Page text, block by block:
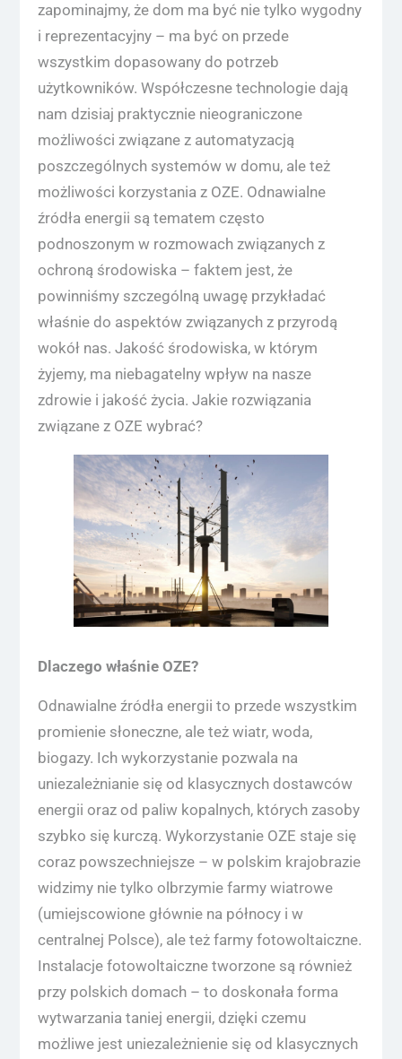
zapominajmy, że dom ma być nie tylko wygodny
i reprezentacyjny – ma być on przede
wszystkim dopasowany do potrzeb
użytkowników. Współczesne technologie dają
nam dzisiaj praktycznie nieograniczone
możliwości związane z automatyzacją
poszczególnych systemów w domu, ale też
możliwości korzystania z OZE. Odnawialne
źródła energii są tematem często
podnoszonym w rozmowach związanych z
ochroną środowiska – faktem jest, że
powinniśmy szczególną uwagę przykładać
właśnie do aspektów związanych z przyrodą
wokół nas. Jakość środowiska, w którym
żyjemy, ma niebagatelny wpływ na nasze
zdrowie i jakość życia. Jakie rozwiązania
związane z OZE wybrać?
Dlaczego właśnie OZE?
Odnawialne źródła energii to przede wszystkim
promienie słoneczne, ale też wiatr, woda,
biogazy. Ich wykorzystanie pozwala na
uniezależnianie się od klasycznych dostawców
energii oraz od paliw kopalnych, których zasoby
szybko się kurczą. Wykorzystanie OZE staje się
coraz powszechniejsze – w polskim krajobrazie
widzimy nie tylko olbrzymie farmy wiatrowe
(umiejscowione głównie na północy i w
centralnej Polsce), ale też farmy fotowoltaiczne.
Instalacje fotowoltaiczne tworzone są również
przy polskich domach – to doskonała forma
wytwarzania taniej energii, dzięki czemu
możliwe jest uniezależnienie się od klasycznych